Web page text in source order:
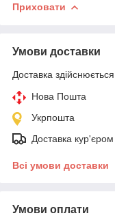
Приховати
Умови доставки
Доставка
Нова Пошта
Укрпошта
Доставка кур'єром
Всі умови доставки
Умови оплати